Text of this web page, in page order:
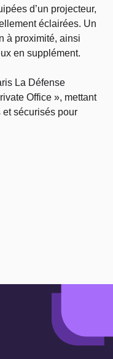
d’un projecteur,
éclairées. Un
à proximité, ainsi
en supplément.
La Défense
Office », mettant
sécurisés pour